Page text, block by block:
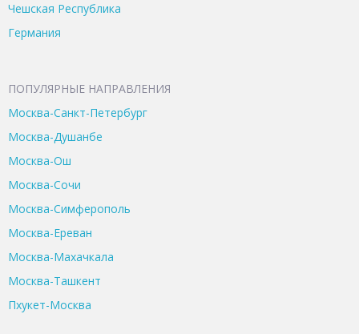
Чешская Республика
Германия
ПОПУЛЯРНЫЕ НАПРАВЛЕНИЯ
Москва-Санкт-Петербург
Москва-Душанбе
Москва-Ош
Москва-Сочи
Москва-Симферополь
Москва-Ереван
Москва-Махачкала
Москва-Ташкент
Пхукет-Москва